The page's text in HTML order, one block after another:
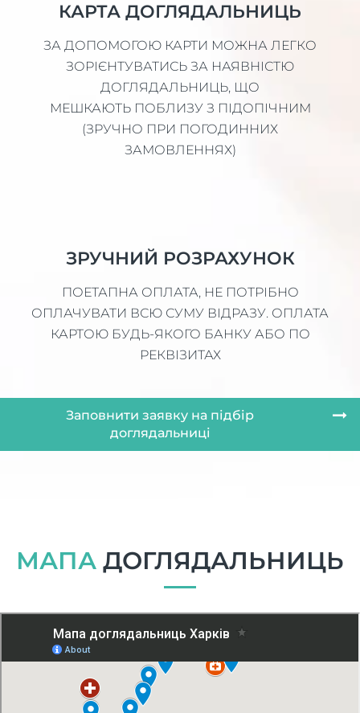
КАРТА ДОГЛЯДАЛЬНИЦЬ
ЗА ДОПОМОГОЮ КАРТИ МОЖНА ЛЕГКО
ЗОРІЄНТУВАТИСЬ ЗА НАЯВНІСТЮ
ДОГЛЯДАЛЬНИЦЬ, ЩО
МЕШКАЮТЬ ПОБЛИЗУ З ПІДОПІЧНИМ
(ЗРУЧНО ПРИ ПОГОДИННИХ
ЗАМОВЛЕННЯХ)
ЗРУЧНИЙ РОЗРАХУНОК
ПОЕТАПНА ОПЛАТА, НЕ ПОТРІБНО
ОПЛАЧУВАТИ ВСЮ СУМУ ВІДРАЗУ. ОПЛАТА
КАРТОЮ БУДЬ-ЯКОГО БАНКУ АБО ПО
РЕКВІЗИТАХ
Заповнити заявку на підбір
доглядальниці
МАПА ДОГЛЯДАЛЬНИЦЬ